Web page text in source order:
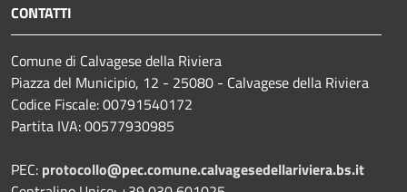
CONTATTI
Comune di Calvagese della Riviera
Piazza del Municipio, 12 - 25080 - Calvagese della Riviera
Codice Fiscale: 00791540172
Partita IVA: 00577930985
PEC: protocollo@pec.comune.calvagesedellariviera.bs.it